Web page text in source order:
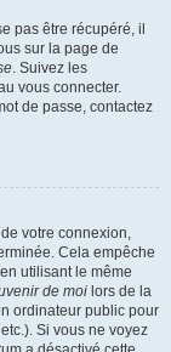
pas être récupéré, il
sur la page de
. Suivez les
vous connecter.
de passe, contactez
de votre connexion,
Cela empêche
utilisant le même
de moi lors de la
ordinateur public pour
Si vous ne voyez